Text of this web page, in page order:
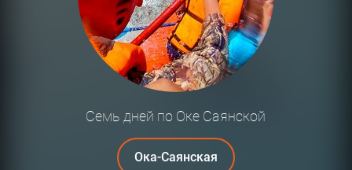
Семь дней по Оке Саянской
Ока-Саянская